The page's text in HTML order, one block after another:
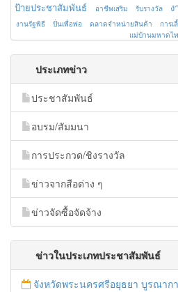
ป้ายประชาสัมพันธ์ อาชีพเสริม รับรางวัล
งานรัฐพิธี ปั่นเพื่อพ่อ ตลาดจำหน่ายสินค้า การเ
แม่บ้านมหาดไ
ประเภทข่าว
ประชาสัมพันธ์
อบรม/สัมมนา
การประกวด/ชิงรางวัล
ข่าวจากสือต่าง ๆ
ข่าวจัดซื้อจัดจ้าง
ข่าวในประเภทประชาสัมพันธ์
จังหวัดพระนครศรีอยุธยา บูรณาการหน่วยงานที่เกี่ยวข้อง ลงพื้นที่จัดระเบียบและดำเนินมาตรการตามบทลงโทษสูงสุดกับผู้ประกอบการร้านค้าที่ยังฝ่าฝืนตั้งร้านค้ารุกล้ำเ